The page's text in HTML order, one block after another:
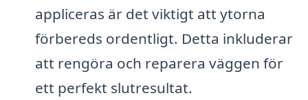
appliceras är det viktigt att ytorna
förbereds ordentligt. Detta inkluderar
att rengöra och reparera väggen för
ett perfekt slutresultat.